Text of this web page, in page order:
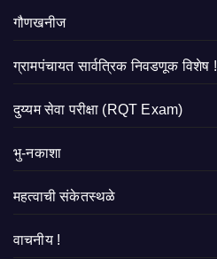
गौणखनीज
ग्रामपंचायत सार्वत्रिक निवडणूक विशेष !
दुय्यम सेवा परीक्षा (RQT Exam)
भु-नकाशा
महत्वाची संकेतस्थळे
वाचनीय !